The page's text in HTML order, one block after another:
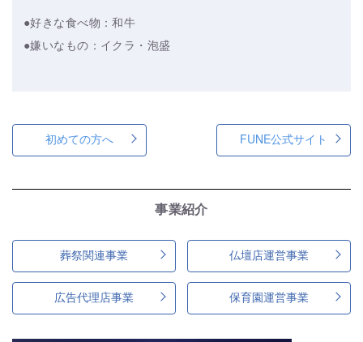
初めての方へ FUNE公式サイト
●好きな食べ物：和牛
●嫌いなもの：イクラ・泡盛
事業紹介
葬祭関連事業 仏壇店運営事業
広告代理店事業 保育園運営事業